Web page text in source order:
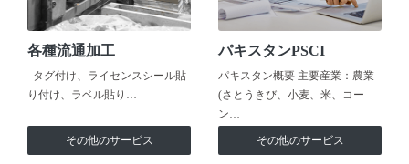
各種流通加工
タグ付け、ライセンスシール貼
り付け、ラベル貼り…
その他のサービス
パキスタンPSCI
パキスタン概要 主要産業：農業
(さとうきび、小麦、米、コー
ン…
その他のサービス